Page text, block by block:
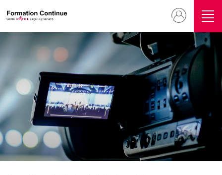
au
contenu
principal
Menu
du
compte
l'utilisateur